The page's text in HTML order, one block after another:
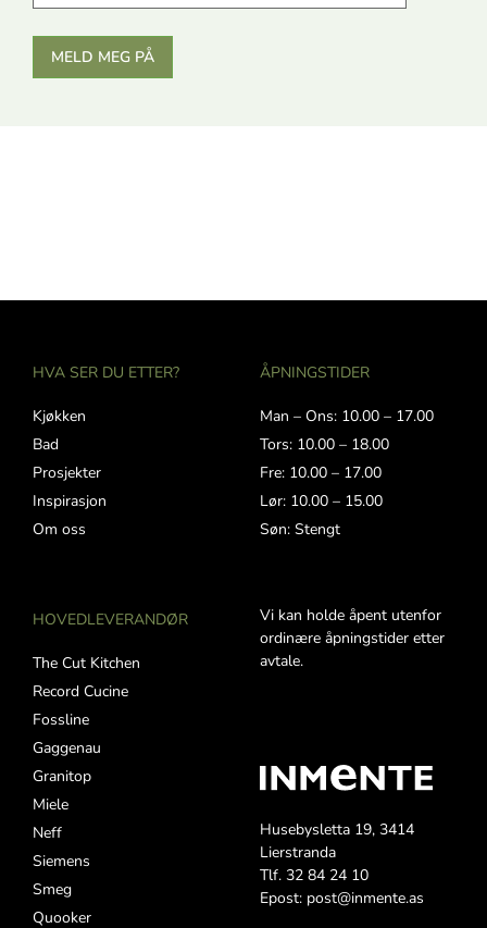
HVA SER DU ETTER?
Kjøkken
Bad
Prosjekter
Inspirasjon
Om oss
HOVEDLEVERANDØR
The Cut Kitchen
Record Cucine
Fossline
Gaggenau
Granitop
Miele
Neff
Siemens
Smeg
Quooker
ÅPNINGSTIDER
Man – Ons: 10.00 – 17.00
Tors: 10.00 – 18.00
Fre: 10.00 – 17.00
Lør: 10.00 – 15.00
Søn: Stengt
Vi kan holde åpent utenfor
ordinære åpningstider etter
avtale.
Husebysletta 19, 3414
Lierstranda
Tlf. 32 84 24 10
Epost: post@inmente.as